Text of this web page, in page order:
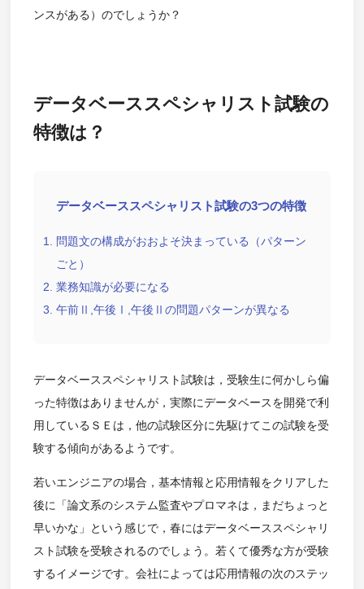
ンスがある）のでしょうか？
データベーススペシャリスト試験の
特徴は？
データベーススペシャリスト試験の3つの特徴
問題文の構成がおおよそ決まっている（パターン
ごと）
業務知識が必要になる
午前Ⅱ,午後Ⅰ,午後Ⅱの問題パターンが異なる
データベーススペシャリスト試験は，受験生に何かしら偏
った特徴はありませんが，実際にデータベースを開発で利
用しているＳＥは，他の試験区分に先駆けてこの試験を受
験する傾向があるようです。
若いエンジニアの場合，基本情報と応用情報をクリアした
後に「論文系のシステム監査やプロマネは，まだちょっと
早いかな」という感じで，春にはデータベーススペシャリ
スト試験を受験されるのでしょう。若くて優秀な方が受験
するイメージです。会社によっては応用情報の次のステッ